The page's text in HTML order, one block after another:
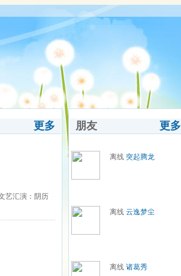
更多
艺汇演：阴历
更多
朋友
离线 突起腾龙
离线 云逸梦尘
离线 诸葛秀